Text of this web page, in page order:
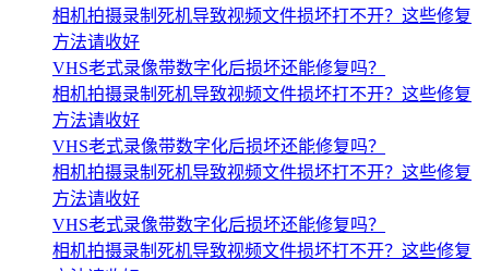
相机拍摄录制死机导致视频文件损坏打不开？这些修复
方法请收好
VHS老式录像带数字化后损坏还能修复吗？
相机拍摄录制死机导致视频文件损坏打不开？这些修复
方法请收好
VHS老式录像带数字化后损坏还能修复吗？
相机拍摄录制死机导致视频文件损坏打不开？这些修复
方法请收好
VHS老式录像带数字化后损坏还能修复吗？
相机拍摄录制死机导致视频文件损坏打不开？这些修复